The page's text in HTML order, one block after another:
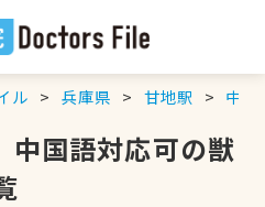
ル 兵庫県 甘地駅 中国
国語対応可の獣